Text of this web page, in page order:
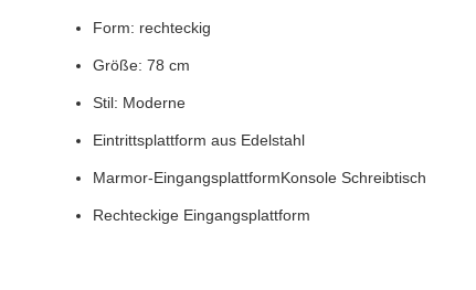
Form: rechteckig
Größe: 78 cm
Stil: Moderne
Eintrittsplattform aus Edelstahl
Marmor-EingangsplattformKonsole Schreibtisch
Rechteckige Eingangsplattform